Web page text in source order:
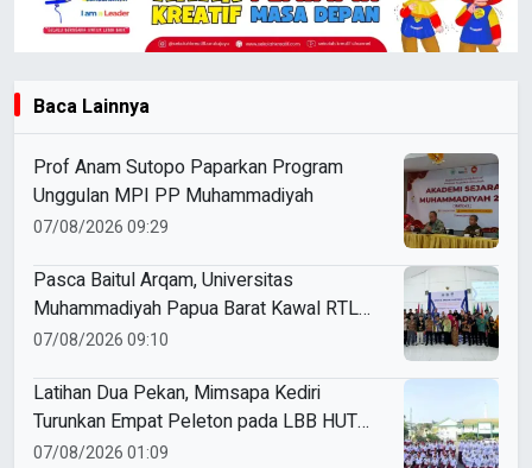
Baca Lainnya
Prof Anam Sutopo Paparkan Program
Unggulan MPI PP Muhammadiyah
07/08/2026 09:29
Pasca Baitul Arqam, Universitas
Muhammadiyah Papua Barat Kawal RTL
Peserta Selama Enam Bulan
07/08/2026 09:10
Latihan Dua Pekan, Mimsapa Kediri
Turunkan Empat Peleton pada LBB HUT
Ke-81 RI Kecamatan Pare
07/08/2026 01:09